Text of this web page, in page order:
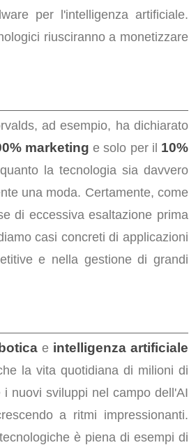
per l'intelligenza artificiale.
riusciranno a monetizzare
ad esempio, ha dichiarato
marketing e solo per il 10%
la tecnologia sia davvero
una moda. Certamente, come
di eccessiva esaltazione prima
casi concreti di applicazioni
e nella gestione di grandi
e intelligenza artificiale
la vita quotidiana di milioni di
nuovi sviluppi nel campo dell'AI
a ritmi impressionanti.
è piena di esempi di